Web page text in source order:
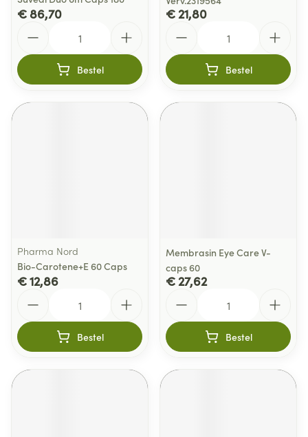
€ 86,70
Bestel
€ 21,80
Bestel
Pharma Nord
Bio-Carotene+E 60 Caps
€ 12,86
Bestel
Membrasin Eye Care V-
caps 60
€ 27,62
Bestel